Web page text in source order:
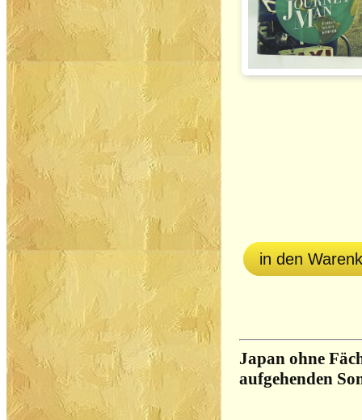
in den
Japan ohne
aufgehenden